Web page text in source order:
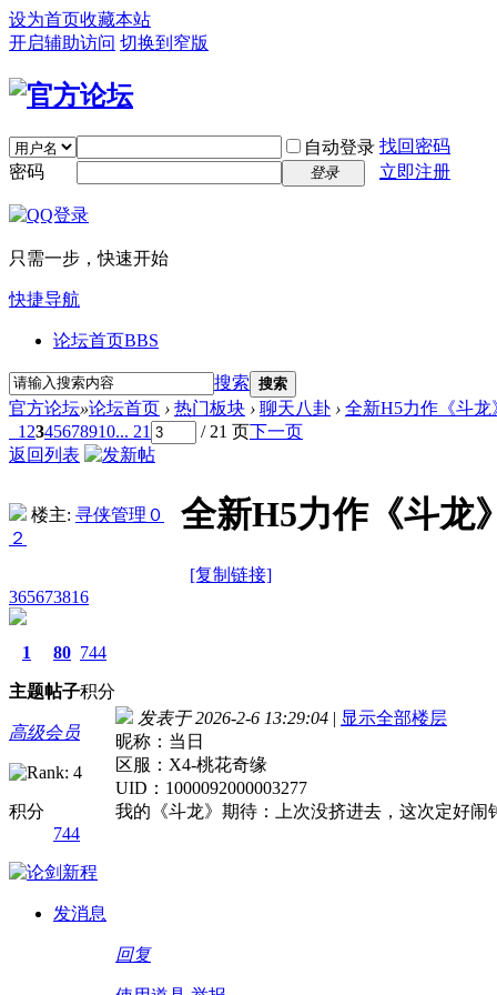
设为首页收藏本站
开启辅助访问 切换到窄版
自动登录 找回密码
密码
登录 立即注册
只需一步，快速开始
快捷导航
论坛首页BBS
搜索 搜索
官方论坛»论坛首页 › 热门板块 › 聊天八卦 › 全新H5力作《斗
1 2345678910... 21 / 21 页下一页
返回列表
楼主: 寻侠管理０
２
全新H5力作《斗龙
[复制链接]
365673816
1
主题
80
帖子
744
积分
高级会员
积分
744
发消息
发表于 2026-2-6 13:29:04 | 显示全部楼层
昵称：当日
区服：X4-桃花奇缘
UID：1000092000003277
我的《斗龙》期待：上次没挤进去，这次定好闹
回复